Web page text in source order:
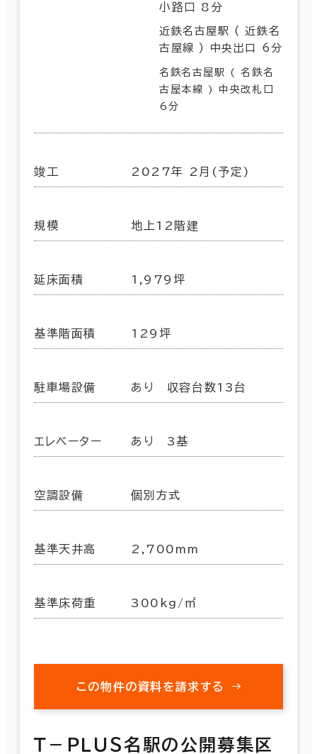
小路口 8分
近鉄名古屋駅 ( 近鉄名
古屋線 ) 中央出口 6分
名鉄名古屋駅 ( 名鉄名
古屋本線 ) 中央改札口
6分
竣工 2027年 2月(予定)
規模 地上12階建
延床面積 1,979坪
基準階面積 129坪
駐車場設備 あり 収容台数13台
エレベーター あり 3基
空調設備 個別方式
基準天井高 2,700mm
基準床荷重 300kg/㎡
この物件の資料を請求する
Ｔ－ＰＬＵＳ名駅の公開募集区